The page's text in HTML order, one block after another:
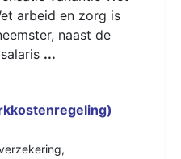
arbeid en zorg is
naast de
...
,